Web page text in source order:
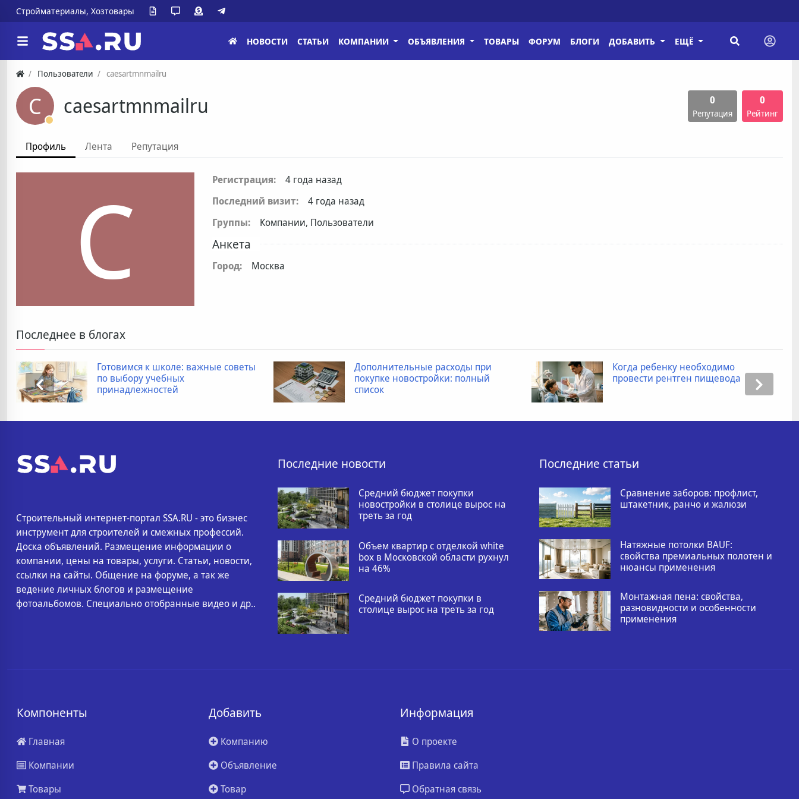
Стройматериалы, Хозтовары
НОВОСТИ СТАТЬИ КОМПАНИИ ОБЪЯВЛЕНИЯ ТОВАРЫ ФОРУМ БЛОГИ ДОБАВИТЬ ЕЩЁ
Пользователи caesartmnmailru
C caesartmnmailru 0
Репутация
0
Рейтинг
Профиль Лента Репутация
C Регистрация:
4 года назад
Последний визит:
4 года назад
Группы:
Компании, Пользователи
Анкета
Город: Москва
Последнее в блогах
Готовимся к школе: важные советы
по выбору учебных
принадлежностей
Дополнительные расходы при
покупке новостройки: полный
список
Когда ребенку необходимо
провести рентген пищевода
Строительный интернет-портал SSA.RU - это бизнес
инструмент для строителей и смежных профессий.
Доска объявлений. Размещение информации о
компании, цены на товары, услуги. Статьи, новости,
ссылки на сайты. Общение на форуме, а так же
ведение личных блогов и размещение
фотоальбомов. Специально отобранные видео и др..
Последние новости
Средний бюджет покупки
новостройки в столице вырос на
треть за год
Объем квартир с отделкой white
box в Московской области рухнул
на 46%
Средний бюджет покупки в
столице вырос на треть за год
Последние статьи
Сравнение заборов: профлист,
штакетник, ранчо и жалюзи
Натяжные потолки BAUF:
свойства премиальных полотен и
нюансы применения
Монтажная пена: свойства,
разновидности и особенности
применения
Компоненты
Главная
Компании
Товары
Добавить
Компанию
Объявление
Товар
Информация
О проекте
Правила сайта
Обратная связь